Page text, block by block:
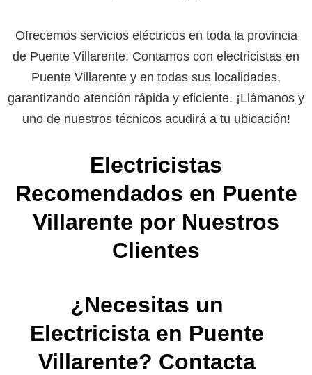
Ofrecemos servicios eléctricos en toda la provincia
de Puente Villarente. Contamos con electricistas en
Puente Villarente y en todas sus localidades,
garantizando atención rápida y eficiente. ¡Llámanos y
uno de nuestros técnicos acudirá a tu ubicación!
Electricistas
Recomendados en Puente
Villarente por Nuestros
Clientes
¿Necesitas un
Electricista en Puente
Villarente? Contacta